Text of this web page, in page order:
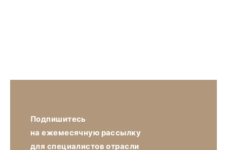
Подпишитесь
на ежемесячную рассылку
для специалистов отрасли